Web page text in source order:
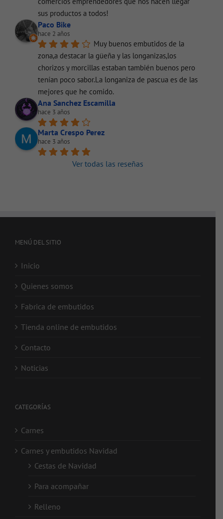
sus productos a todos!
Paco Bike
hace 2 años
Muy buenos embutidos de la
zona,a destacar la güeña y las longanizas,los
chorizos y morcillas estaban también buenos pero
tenían poco sabor.La longaniza de pascua es de las
mejores que he comido.
Ana Sanchez Escamilla
hace 3 años
Marta Crespo Perez
hace 3 años
Ver todas las reseñas
MENÚ DEL SITIO
Inicio
Quienes somos
Fabrica de embutidos
Tienda online de embutidos
Contacto
Noticias
CATEGORÍAS
Carnes
Carnes y embutidos Navidad
Cestas de Navidad
Para acompañar
Relleno